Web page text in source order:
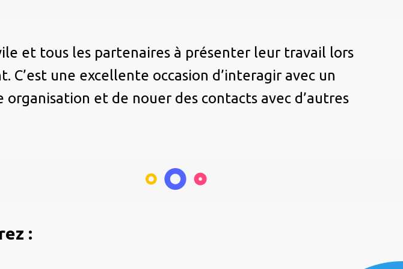
et tous les partenaires à présenter leur travail lors
C’est une excellente occasion d’interagir avec un
et de nouer des contacts avec d’autres
: